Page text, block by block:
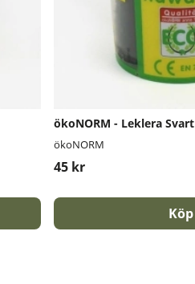
ökoNORM - Leklera Svart
ökoNORM
45 kr
Köp